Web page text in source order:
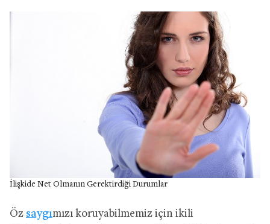
İlişkide Net Olmanın Gerektirdiği Durumlar
Öz saygımızı koruyabilmemiz için ikili